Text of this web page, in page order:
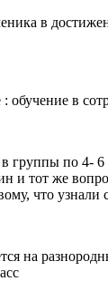
в
обучение в
группы по 4-
и тот же
что
на